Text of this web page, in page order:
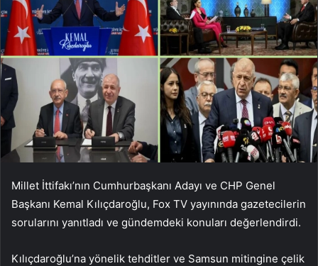
Millet İttifakı’nın Cumhurbaşkanı Adayı ve CHP Genel
Başkanı Kemal Kılıçdaroğlu, Fox TV yayınında gazetecilerin
sorularını yanıtladı ve gündemdeki konuları değerlendirdi.
Kılıçdaroğlu’na yönelik tehditler ve Samsun mitingine çelik